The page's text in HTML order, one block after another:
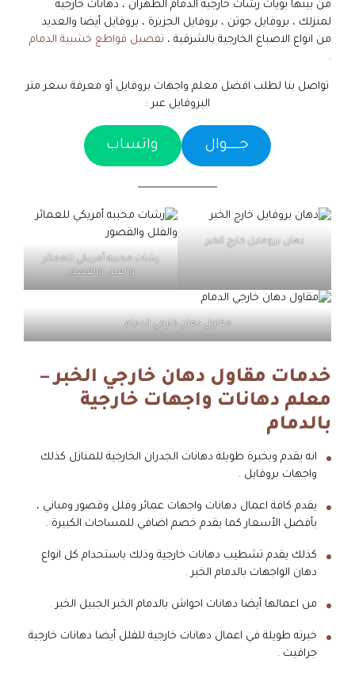
من بينها بويات رشات خارجية الدمام الظهران ، دهانات خارجية
لمنزلك ، بروفايل جوتن ، بروفايل الجزيرة ، بروفايل أيضا والعديد
من انواع الاصباغ الخارجية بالشرقية ، تفصيل قواطع خشبية الدمام
.
تواصل بنا لطلب افضل معلم واجهات بروفايل أو معرفة سعر متر
البروفايل عبر :
جـــــوال واتساب
دهان بروفايل خارج الخبر
رشات محببه أمريكي للعمائر
والفلل والقصور
مقاول دهان خارجي الدمام
خدمات مقاول دهان خارجي الخبر –
معلم دهانات واجهات خارجية
بالدمام
انه يقدم وبخبرة طويلة دهانات الجدران الخارجية للمنازل كذلك
واجهات بروفايل .
يقدم كافة اعمال دهانات واجهات عمائر وفلل وقصور ومباني ،
بأفضل الأسعار كما يقدم خصم اضافي للمساحات الكبيرة .
كذلك يقدم تشطيب دهانات خارجية وذلك باستحدام كل انواع
دهان الواجهات بالدمام الخبر .
من اعمالها أيضا دهانات احواش بالدمام الخبر الجبيل الخبر .
خبرته طويلة في اعمال دهانات خارجية للفلل أيضا دهانات خارجية
جرافيت .